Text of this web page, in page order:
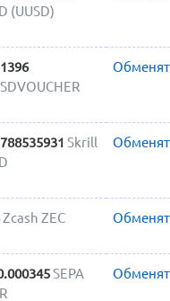
(UUSD)
Skrill
Zcash ZEC
SEPA